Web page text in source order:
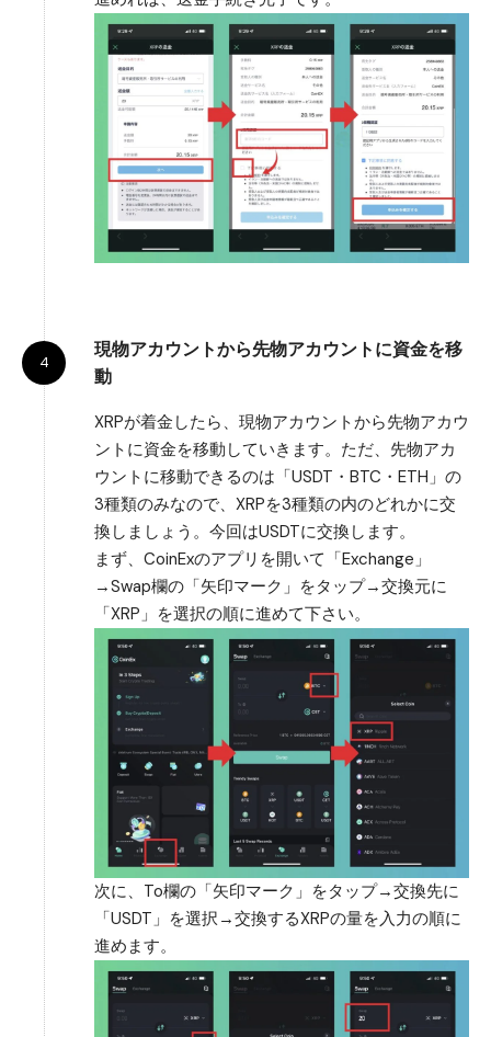
現物アカウントから先物アカウントに資金を移
動
XRPが着金したら、現物アカウントから先物アカウ
ントに資金を移動していきます。ただ、先物アカ
ウントに移動できるのは「USDT・BTC・ETH」の
3種類のみなので、XRPを3種類の内のどれかに交
換しましょう。今回はUSDTに交換します。
まず、CoinExのアプリを開いて「Exchange」
→Swap欄の「矢印マーク」をタップ→交換元に
「XRP」を選択の順に進めて下さい。
次に、To欄の「矢印マーク」をタップ→交換先に
「USDT」を選択→交換するXRPの量を入力の順に
進めます。